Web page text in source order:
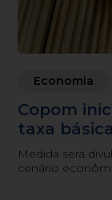
Economia
Copom
taxa
Medida será
cenário